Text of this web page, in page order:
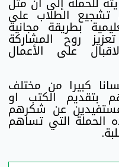
تشجيع الطلاب على
بطريقة مجانية
روح المشاركة
على الأعمال
كبيرا من مختلف
بتقديم الكتب او
عن شكرهم
الحملة التي تساهم